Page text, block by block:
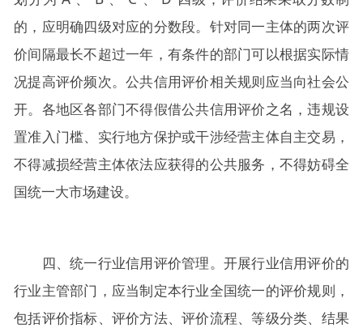
的，应明确四级对应的分数段。针对同一主体的两次评
价间隔最长不超过一年，有条件的部门可以根据实际情
况提高评价频次。公共信用评价相关规则应当向社会公
开。各地区各部门不得假借公共信用评价之名，违规设
置准入门槛、实行地方保护或干涉经营主体自主交易，
不得减损经营主体依法应获得的公共服务，不得妨碍全
国统一大市场建设。
四、统一行业信用评价管理。开展行业信用评价的
行业主管部门，应当制定本行业全国统一的评价规则，
包括评价指标、评价方法、评价流程、等级分类、结果